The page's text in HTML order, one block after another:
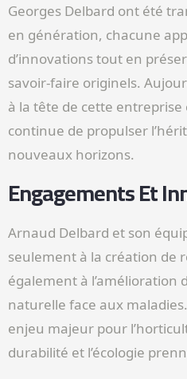
Georges Delbard ont été
en génération, chacune
d’innovations tout en
savoir-faire originels.
à la tête de cette
continue de propulser
nouveaux horizons.
Engagements Et
Arnaud Delbard et son
seulement à la création de
également à l’amélioration
naturelle face aux
enjeu majeur pour
durabilité et l’écologie